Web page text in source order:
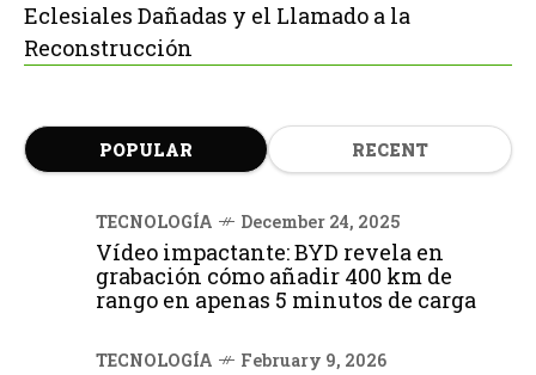
Eclesiales Dañadas y el Llamado a la
Reconstrucción
POPULAR RECENT
TECNOLOGÍA December 24, 2025
Vídeo impactante: BYD revela en
grabación cómo añadir 400 km de
rango en apenas 5 minutos de carga
TECNOLOGÍA February 9, 2026